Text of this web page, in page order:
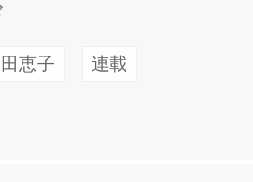
恵子 連載